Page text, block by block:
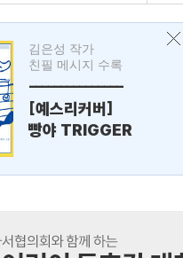
김은성 작가
친필 메시지 수록
---------------
[예스리커버]
빵야 TRIGGER